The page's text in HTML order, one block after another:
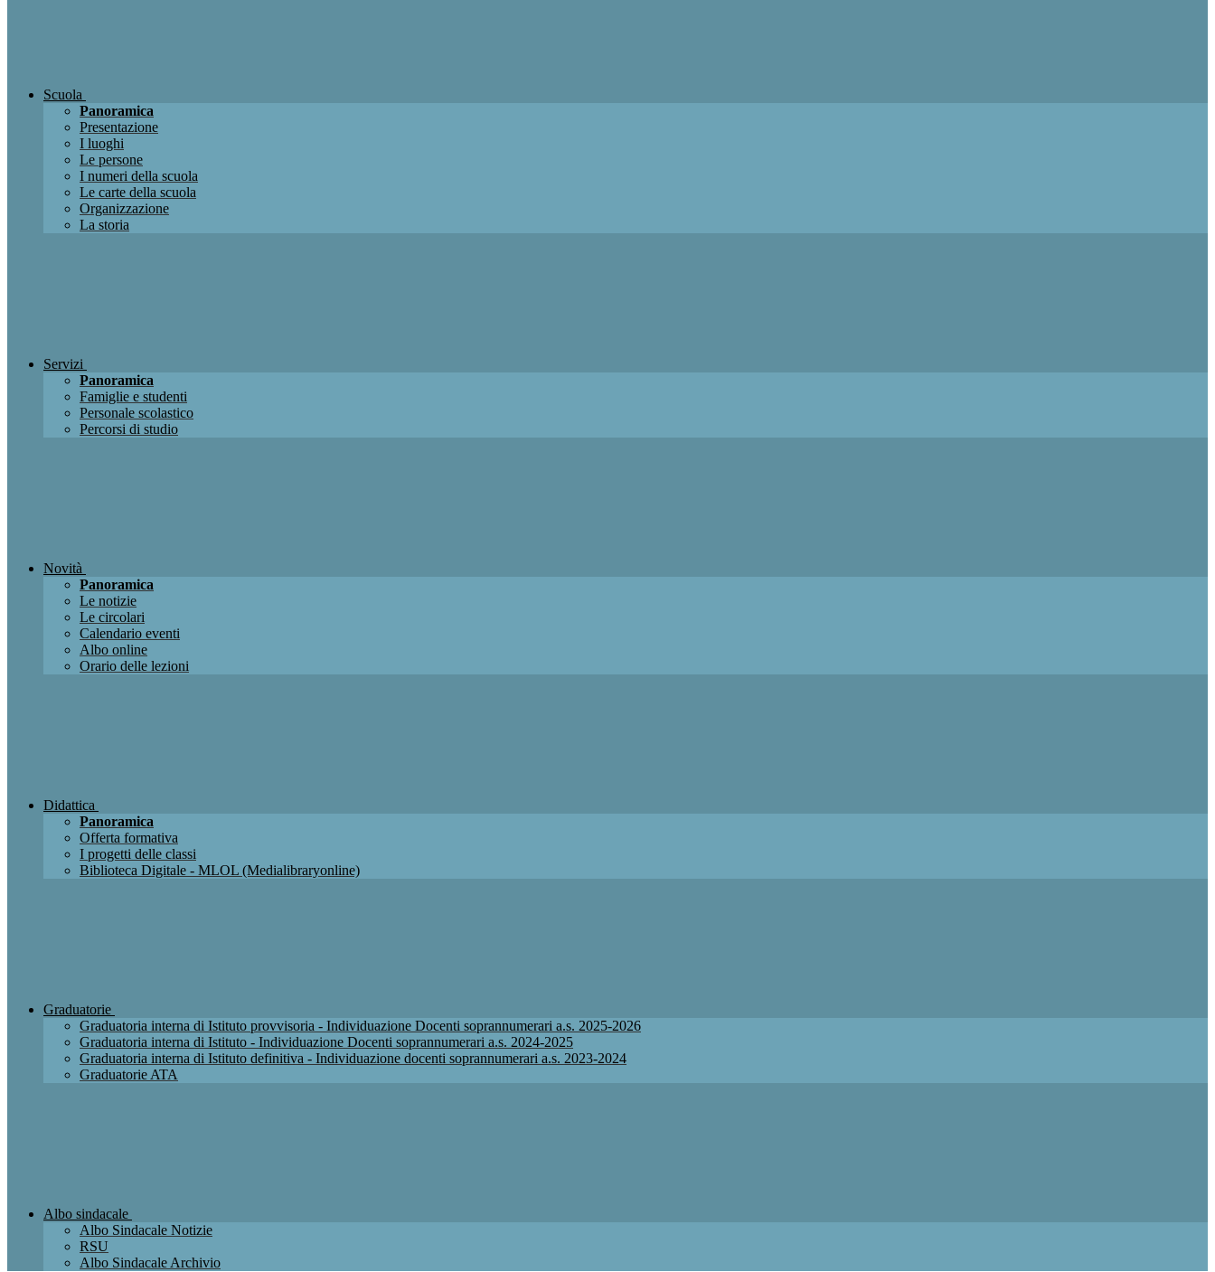
Scuola
Panoramica
Presentazione
I luoghi
Le persone
I numeri della scuola
Le carte della scuola
Organizzazione
La storia
Servizi
Panoramica
Famiglie e studenti
Personale scolastico
Percorsi di studio
Novità
Panoramica
Le notizie
Le circolari
Calendario eventi
Albo online
Orario delle lezioni
Didattica
Panoramica
Offerta formativa
I progetti delle classi
Biblioteca Digitale - MLOL (Medialibraryonline)
Graduatorie
Graduatoria interna di Istituto provvisoria - Individuazione Docenti soprannumerari a.s. 2025-2026
Graduatoria interna di Istituto - Individuazione Docenti soprannumerari a.s. 2024-2025
Graduatoria interna di Istituto definitiva - Individuazione docenti soprannumerari a.s. 2023-2024
Graduatorie ATA
Albo sindacale
Albo Sindacale Notizie
RSU
Albo Sindacale Archivio